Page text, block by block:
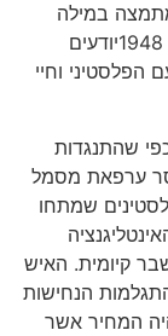
במילה
האחת: צומוד, איתנות. אחרי הלקח הנורא של 1948יודעים
הפלסטיני וחיי
שהתנגדות
ערפאת מסמל
שמתחו
קיומית. האיש
הנחישות
המחיר אשר